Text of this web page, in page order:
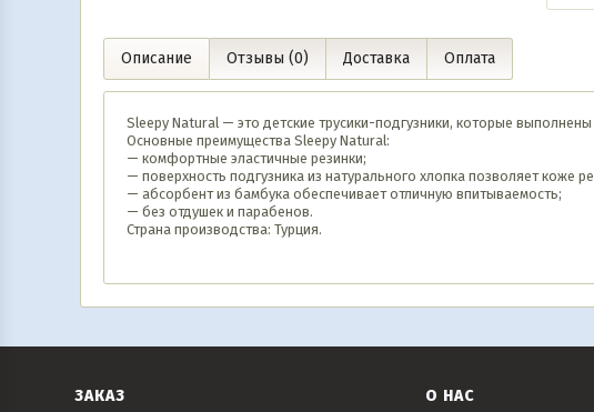
Описание Отзывы (0) Доставка Оплата
Sleepy Natural — это детские трусики-подгузники, которые
Основные преимущества Sleepy Natural:
— комфортные эластичные резинки;
— поверхность подгузника из натурального хлопка позволяет коже
— абсорбент из бамбука обеспечивает отличную впитываемость;
— без отдушек и парабенов.
Страна производства: Турция.
ЗАКАЗ О НАС